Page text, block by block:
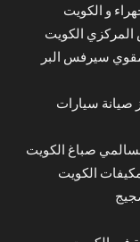
و الكويت
الكويت
سيرفس البر
صيانة سيارات
صباغ الكويت
الكويت